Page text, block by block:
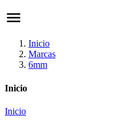
Inicio
Marcas
6mm
Inicio
Inicio